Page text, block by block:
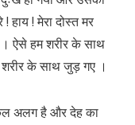
! हाय ! मेरा दोस्त मर
ऐसे हम शरीर के साथ
के साथ जुड़ गए ।
अलग है और देह का